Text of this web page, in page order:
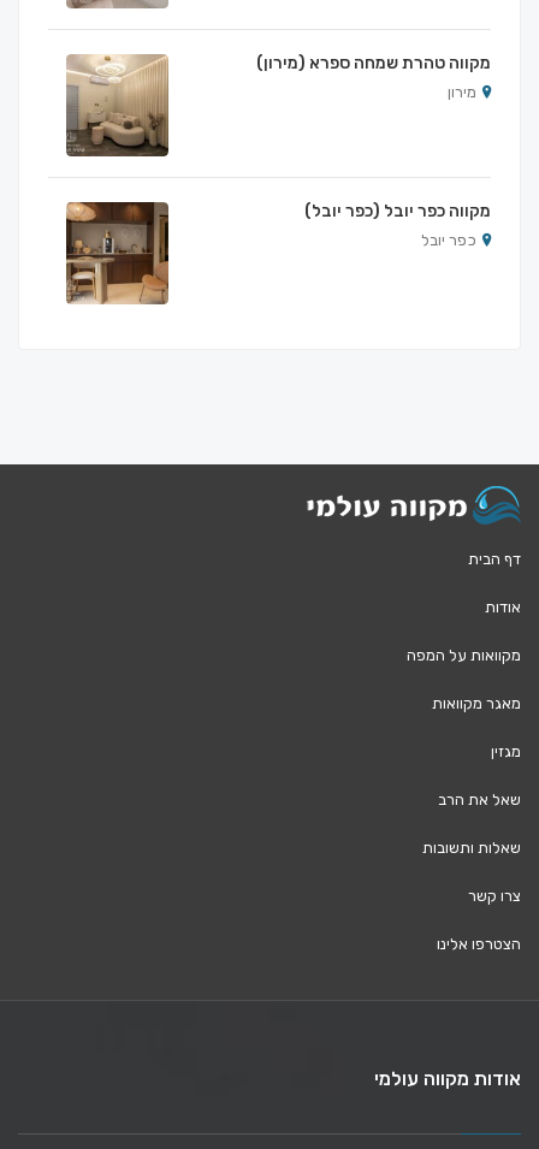
מקווה טהרת שמחה ספרא (מירון)
מירון
מקווה כפר יובל (כפר יובל)
כפר יובל
דף הבית
אודות
מקוואות על המפה
מאגר מקוואות
מגזין
שאל את הרב
שאלות ותשובות
צרו קשר
הצטרפו אלינו
אודות מקווה עולמי